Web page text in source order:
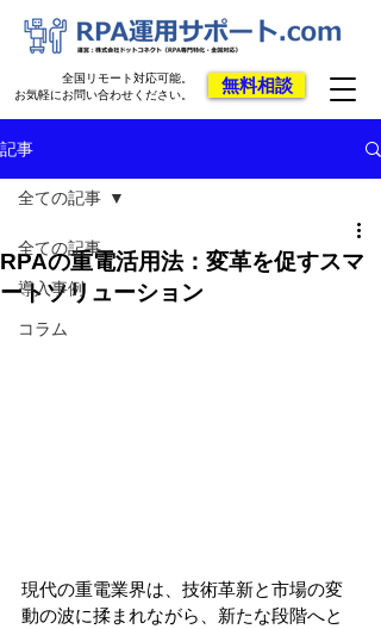
無料相談
全国リモート対応可能。
お気軽にお問い合わせください。
記事
全ての記事
導入事例
コラム
全ての記事
RPAの重電活用法：変革を促すスマ
ートソリューション
現代の重電業界は、技術革新と市場の変
動の波に揉まれながら、新たな段階へと